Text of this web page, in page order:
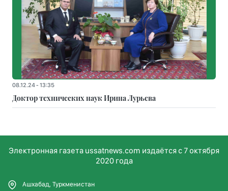
08.12.24 - 13:35
Доктор технических наук Ирина Лурьева
Электронная газета ussatnews.com издаётся с 7 октября
2020 года
Ашхабад, Туркменистан